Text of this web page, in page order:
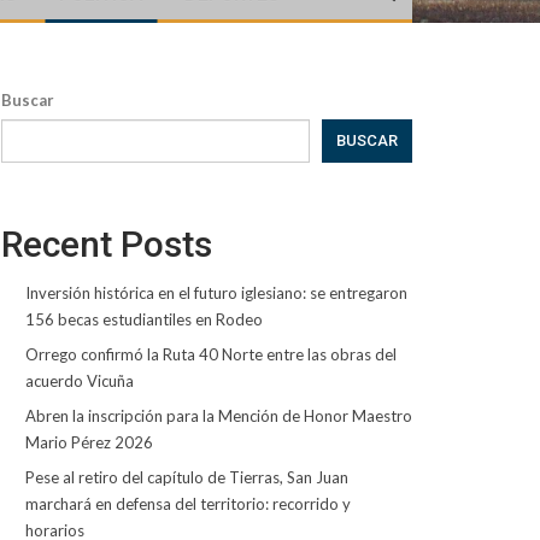
Buscar
BUSCAR
Recent Posts
Inversión histórica en el futuro iglesiano: se entregaron
156 becas estudiantiles en Rodeo
Orrego confirmó la Ruta 40 Norte entre las obras del
acuerdo Vicuña
Abren la inscripción para la Mención de Honor Maestro
Mario Pérez 2026
Pese al retiro del capítulo de Tierras, San Juan
marchará en defensa del territorio: recorrido y
horarios